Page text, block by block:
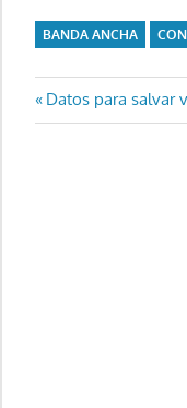
BANDA ANCHA
Entrada
anterior:
Datos para salvar